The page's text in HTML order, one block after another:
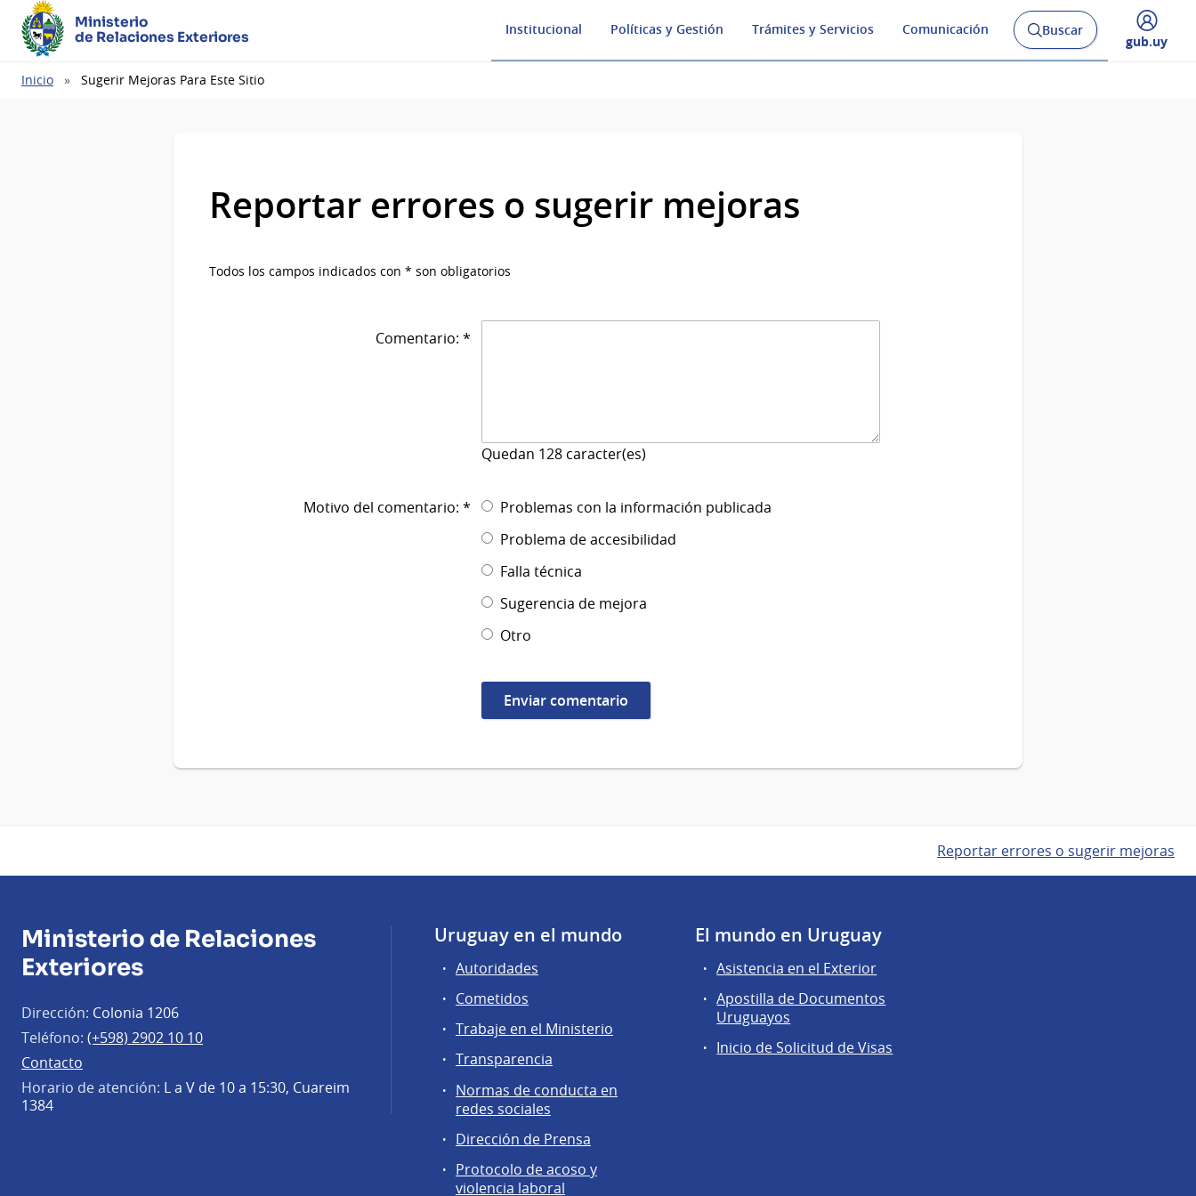
Ministerio
de Relaciones Exteriores
Institucional Políticas y Gestión Trámites y Servicios Comunicación
Abrir
buscador
Buscar
Desplegar
gub.uy
Ruta
Inicio Sugerir Mejoras Para Este Sitio
Reportar errores o sugerir mejoras
Todos los campos indicados con * son obligatorios
Comentario: *
Quedan 128 caracter(es)
Motivo del comentario: *
Problemas con la información publicada
Problema de accesibilidad
Falla técnica
Sugerencia de mejora
Otro
Reportar errores o sugerir mejoras
Ministerio de Relaciones
Exteriores
Dirección: Colonia 1206
Teléfono: (+598) 2902 10 10
Contacto
Horario de atención: L a V de 10 a 15:30, Cuareim
1384
Uruguay en el mundo
Autoridades
Cometidos
Trabaje en el Ministerio
Transparencia
Normas de conducta en
redes sociales
Dirección de Prensa
Protocolo de acoso y
violencia laboral
El mundo en Uruguay
Asistencia en el Exterior
Apostilla de Documentos
Uruguayos
Inicio de Solicitud de Visas